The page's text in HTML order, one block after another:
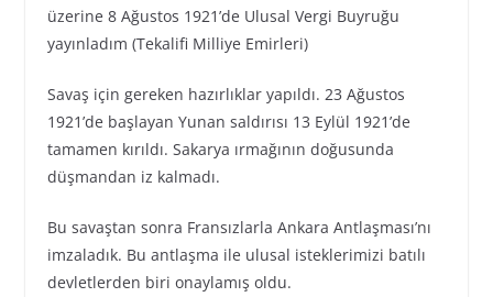
üzerine 8 Ağustos 1921’de Ulusal Vergi Buyruğu
yayınladım (Tekalifi Milliye Emirleri)
Savaş için gereken hazırlıklar yapıldı. 23 Ağustos
1921’de başlayan Yunan saldırısı 13 Eylül 1921’de
tamamen kırıldı. Sakarya ırmağının doğusunda
düşmandan iz kalmadı.
Bu savaştan sonra Fransızlarla Ankara Antlaşması’nı
imzaladık. Bu antlaşma ile ulusal isteklerimizi batılı
devletlerden biri onaylamış oldu.